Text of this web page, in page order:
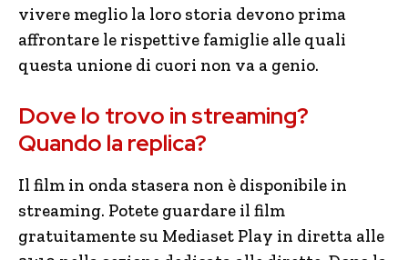
vivere meglio la loro storia devono prima
affrontare le rispettive famiglie alle quali
questa unione di cuori non va a genio.
Dove lo trovo in streaming?
Quando la replica?
Il film in onda stasera non è disponibile in
streaming. Potete guardare il film
gratuitamente su Mediaset Play in diretta alle